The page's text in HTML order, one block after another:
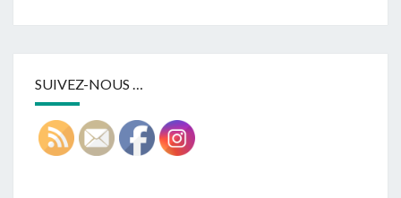
SUIVEZ-NOUS …